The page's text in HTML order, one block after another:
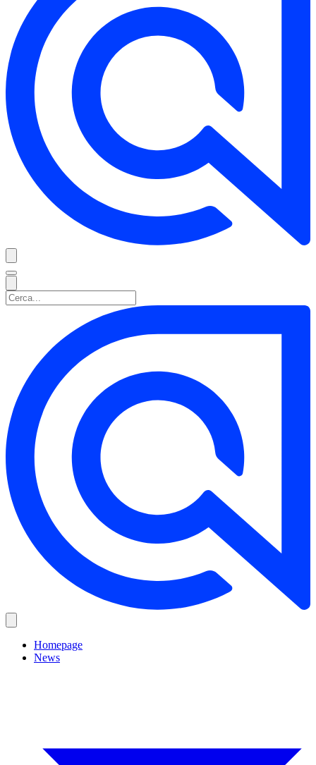
Homepage
News